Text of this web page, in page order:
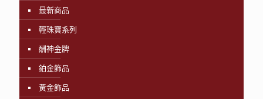
最新商品
輕珠寶系列
酬神金牌
鉑金飾品
黃金飾品